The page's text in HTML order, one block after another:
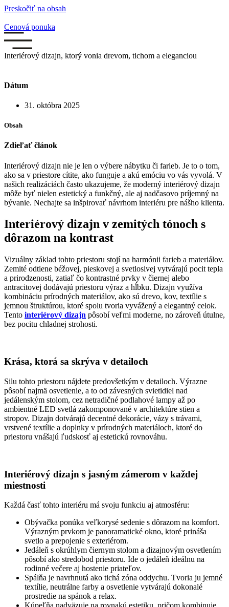
Preskočiť na obsah
Cenová ponuka
Interiérový dizajn, ktorý vonia drevom, tichom a eleganciou
Dátum
31. októbra 2025
Obsah
Zdieľať článok
Interiérový dizajn nie je len o výbere nábytku či farieb. Je to o tom,
ako sa v priestore cítite, ako funguje a akú emóciu vo vás vyvolá. V
našich realizáciách často ukazujeme, že moderný interiérový dizajn
môže byť nielen estetický a funkčný, ale aj nadčasovo príjemný na
bývanie. Nechajte sa inšpirovať návrhom interiéru pre nášho klienta.
Interiérový dizajn v zemitých tónoch s
dôrazom na kontrast
Vizuálny základ tohto priestoru stojí na harmónii farieb a materiálov.
Zemité odtiene béžovej, pieskovej a svetlosivej vytvárajú pocit tepla
a prirodzenosti, zatiaľ čo kontrastné prvky v čiernej alebo
antracitovej dodávajú priestoru výraz a hĺbku. Dizajn využíva
kombináciu prírodných materiálov, ako sú drevo, kov, textílie s
jemnou štruktúrou, ktoré spolu tvoria vyvážený a elegantný celok.
Tento interiérový dizajn pôsobí veľmi moderne, no zároveň útulne,
bez pocitu chladnej strohosti.
Krása, ktorá sa skrýva v detailoch
Silu tohto priestoru nájdete predovšetkým v detailoch. Výrazne
pôsobí najmä osvetlenie, a to od závesných svietidiel nad
jedálenským stolom, cez netradičné podlahové lampy až po
ambientné LED svetlá zakomponované v architektúre stien a
stropov. Dizajn dotvárajú decentné dekorácie, vázy s trávami,
vrstvené textílie a doplnky v prírodných materiáloch, ktoré do
priestoru vnášajú ľudskosť aj estetickú rovnováhu.
Interiérový dizajn s jasným zámerom v každej
miestnosti
Každá časť tohto interiéru má svoju funkciu aj atmosféru:
Obývačka ponúka veľkorysé sedenie s dôrazom na komfort.
Výrazným prvkom je panoramatické okno, ktoré prináša
svetlo a prepojenie s exteriérom.
Jedáleň s okrúhlym čiernym stolom a dizajnovým osvetlením
pôsobí ako stredobod priestoru. Ide o jedáleň ideálnu na
rodinné večere aj hostenie priateľov.
Spálňa je navrhnutá ako tichá zóna oddychu. Tvoria ju jemné
textílie, neutrálne farby a osvetlenie vytvárajú dokonalé
prostredie na spánok a relax.